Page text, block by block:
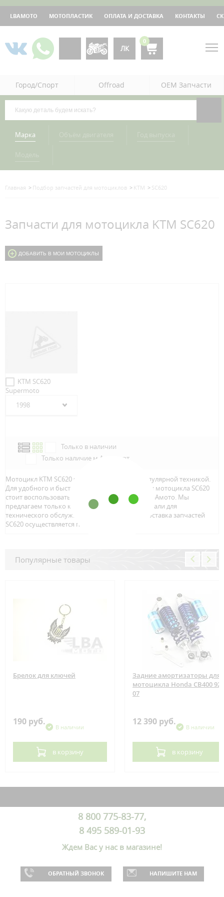
LBAMOTO МОТОПЛАСТИК ОПЛАТА И ДОСТАВКА КОНТАКТЫ
ЛК
0
Город/Спорт Offroad OEM Запчасти
Марка
Главная Подбор запчастей для мотоциклов KTM SC620
Запчасти для мотоцикла KTM SC620
ДОБАВИТЬ В МОИ МОТОЦИКЛЫ
KTM SC620
Supermoto
1998
Только в наличии
Только наличие м.Аэропорт
Мотоцикл KTM SC620 является достаточно популярной техникой.
Для удобного и быстрого поиска запчастей для мотоцикла SC620
стоит воспользоваться онлайн каталогом от ЛБАмото. Мы
предлагаем только качественный тюнинг и детали для
технического обслуживание вашего байка. Доставка запчастей
SC620 осуществляется по всей Росcии.
Популярные товары
Брелок для ключей
190 руб.
В наличии
в корзину
Задние амортизаторы для
мотоцикла Honda CB400 92-
07
12 390 руб.
В наличии
в корзину
8 800 775-83-77,
8 495 589-01-93
Ждем Вас у нас в магазине!
ОБРАТНЫЙ ЗВОНОК НАПИШИТЕ НАМ